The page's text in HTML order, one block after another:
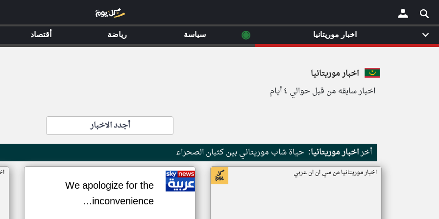
×
اخبار موريتانيا
اخبار سابقه من قبل حوالي ٤ أيام
أجدد الاخبار
أخراخبار موريتانيا: حياة شاب موريتاني بين كثبان الصحراء
اخبار موريتانيا من سي ان ان عربي
We apologize for the
inconvenience...
اخبار موريتانيا ◉ سياسة رياضة أقتصاد